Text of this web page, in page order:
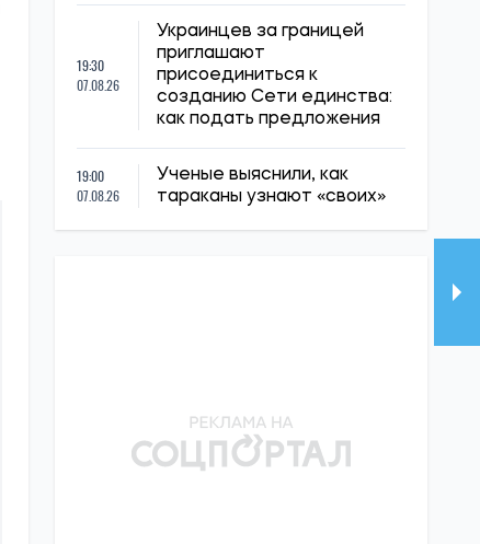
19:30
07.08.26
Украинцев за границей
приглашают
присоединиться к
созданию Сети единства:
как подать предложения
19:00
07.08.26
Ученые выяснили, как
тараканы узнают «своих»